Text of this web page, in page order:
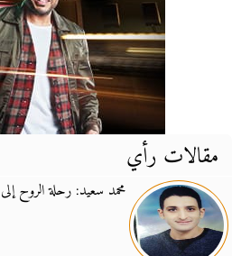
مقالات رأي
محمد سعيد: رحلة الروح